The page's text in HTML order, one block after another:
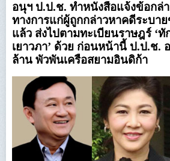
อนุฯ ป.ป.ช. ทำหนังสือแจ้งข้อกล่า
ทางการแก่ผู้ถูกกล่าวหาคดีระบา
แล้ว ส่งไปตามทะเบียนราษฎร์ ‘
เยาวภา’ ด้วย ก่อนหน้านี้ ป.ป.ช.
ล้าน พัวพันเครือสยามอินดิก้า